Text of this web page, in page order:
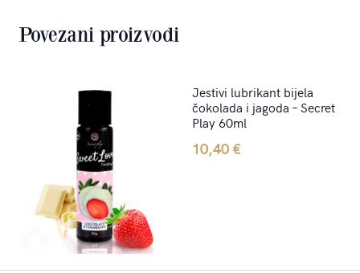
Povezani proizvodi
Jestivi lubrikant bijela
čokolada i jagoda – Secret
Play 60ml
10,40€